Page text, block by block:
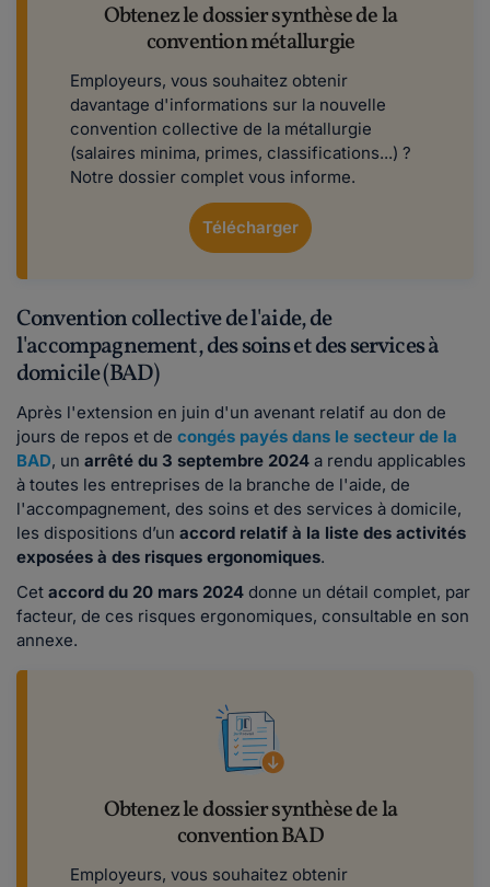
Obtenez le dossier synthèse de la
convention métallurgie
Employeurs, vous souhaitez obtenir
davantage d'informations sur la nouvelle
convention collective de la métallurgie
(salaires minima, primes, classifications...) ?
Notre dossier complet vous informe.
Télécharger
Convention collective de l'aide, de
l'accompagnement, des soins et des services à
domicile (BAD)
Après l'extension en juin d'un avenant relatif au don de
jours de repos et de congés payés dans le secteur de la
BAD, un arrêté du 3 septembre 2024 a rendu applicables
à toutes les entreprises de la branche de l'aide, de
l'accompagnement, des soins et des services à domicile,
les dispositions d’un accord relatif à la liste des activités
exposées à des risques ergonomiques.
Cet accord du 20 mars 2024 donne un détail complet, par
facteur, de ces risques ergonomiques, consultable en son
annexe.
Obtenez le dossier synthèse de la
convention BAD
Employeurs, vous souhaitez obtenir